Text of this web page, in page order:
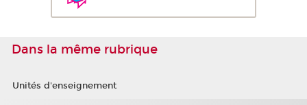
Dans la même rubrique
Unités d'enseignement